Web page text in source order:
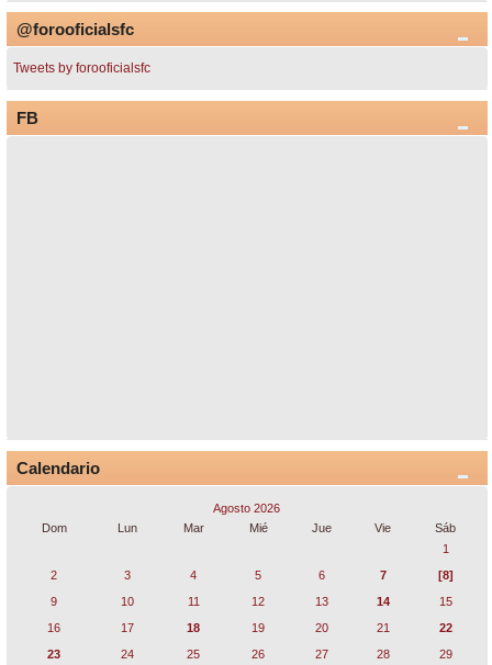
@forooficialsfc
Tweets by forooficialsfc
FB
Calendario
Agosto 2026
Dom
Lun Mar Mié Jue Vie
Sáb
1
2
3 4 5 6 7
[8]
9
10 11 12 13 14
15
16
17 18 19 20 21
22
23
24 25 26 27 28 29